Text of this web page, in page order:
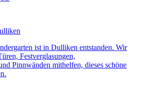
ist in Dulliken entstanden. Wir
Festverglasungen,
Pinnwänden mithelfen, dieses schöne